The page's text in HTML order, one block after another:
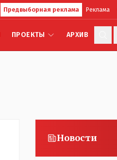
Предвыборная реклама Реклама
ПРОЕКТЫ АРХИВ
Новости